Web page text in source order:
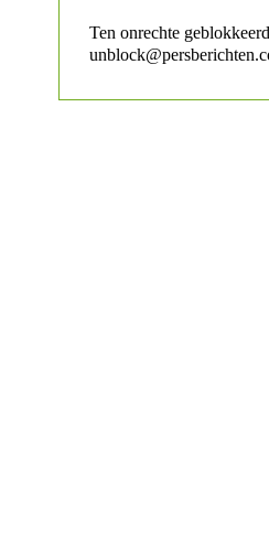
Ten onrechte